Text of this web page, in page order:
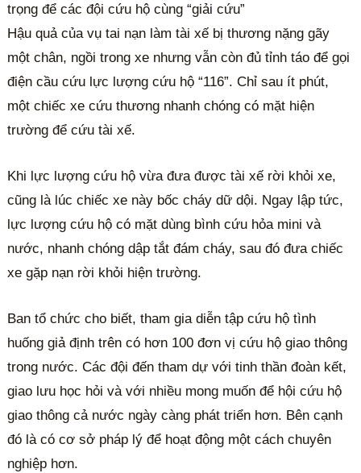
trọng để các đội cứu hộ cùng “giải cứu”
Hậu quả của vụ tai nạn làm tài xế bị thương nặng gãy
một chân, ngồi trong xe nhưng vẫn còn đủ tỉnh táo để gọi
điện cầu cứu lực lượng cứu hộ “116”. Chỉ sau ít phút,
một chiếc xe cứu thương nhanh chóng có mặt hiện
trường để cứu tài xế.
Khi lực lượng cứu hộ vừa đưa được tài xế rời khỏi xe,
cũng là lúc chiếc xe này bốc cháy dữ dội. Ngay lập tức,
lực lượng cứu hộ có mặt dùng bình cứu hỏa mini và
nước, nhanh chóng dập tắt đám cháy, sau đó đưa chiếc
xe gặp nạn rời khỏi hiện trường.
Ban tổ chức cho biết, tham gia diễn tập cứu hộ tình
huống giả định trên có hơn 100 đơn vị cứu hộ giao thông
trong nước. Các đội đến tham dự với tinh thần đoàn kết,
giao lưu học hỏi và với nhiều mong muốn để hội cứu hộ
giao thông cả nước ngày càng phát triển hơn. Bên cạnh
đó là có cơ sở pháp lý để hoạt động một cách chuyên
nghiệp hơn.